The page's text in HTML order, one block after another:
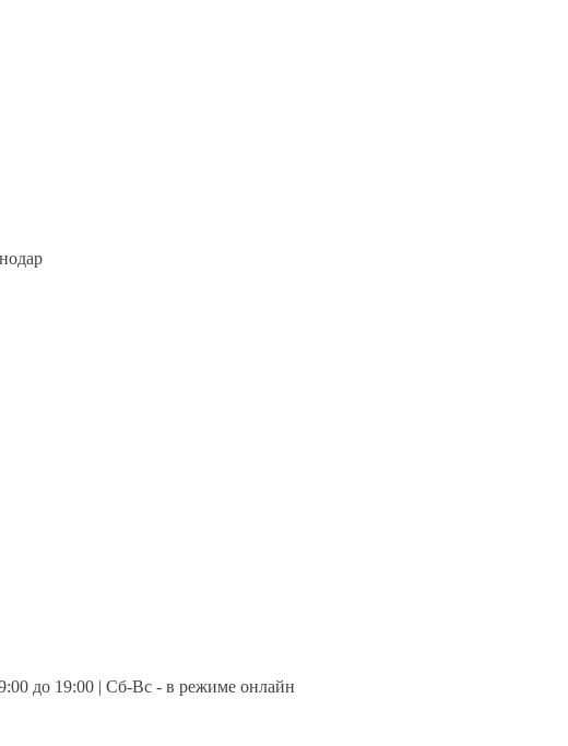
до 19:00 | Сб-Вс - в режиме онлайн